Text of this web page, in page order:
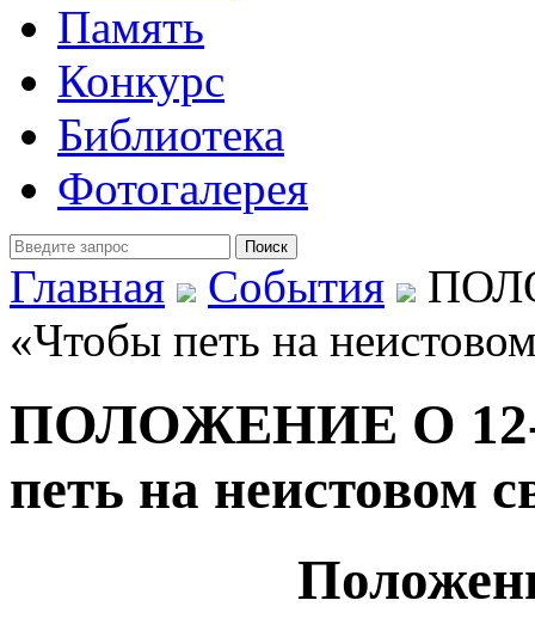
Память
Конкурс
Библиотека
Фотогалерея
Главная
События
«Чтобы петь на
ПОЛОЖЕНИЕ О
петь на неистовом